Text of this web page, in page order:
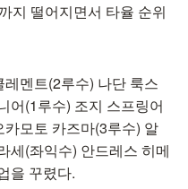
지 떨어지면서 타율 순위
멘트(2루수) 나단 룩스
어(1루수) 조지 스프링어
모토 카즈마(3루수) 알
세(좌익수) 안드레스 히메
을 꾸렸다.